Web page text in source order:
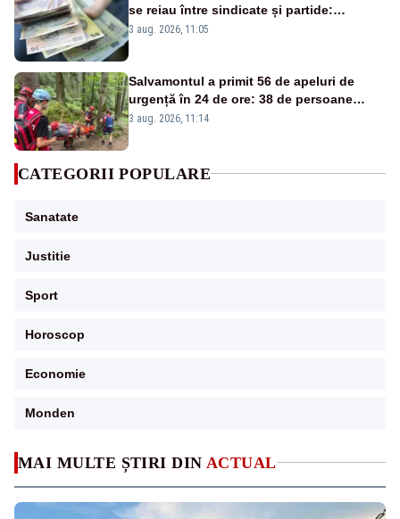
MAI MULTE ȘTIRI DIN ACTUAL
se reiau între sindicate și partide:
proiectul riscă să nu fie adoptat până la
3 aug. 2026, 11:05
Salvamontul a primit 56 de apeluri de
urgență în 24 de ore: 38 de persoane
salvate, trei evacuate cu elicopterul
3 aug. 2026, 11:14
CATEGORII POPULARE
Sanatate
Justitie
Sport
Horoscop
Economie
Monden